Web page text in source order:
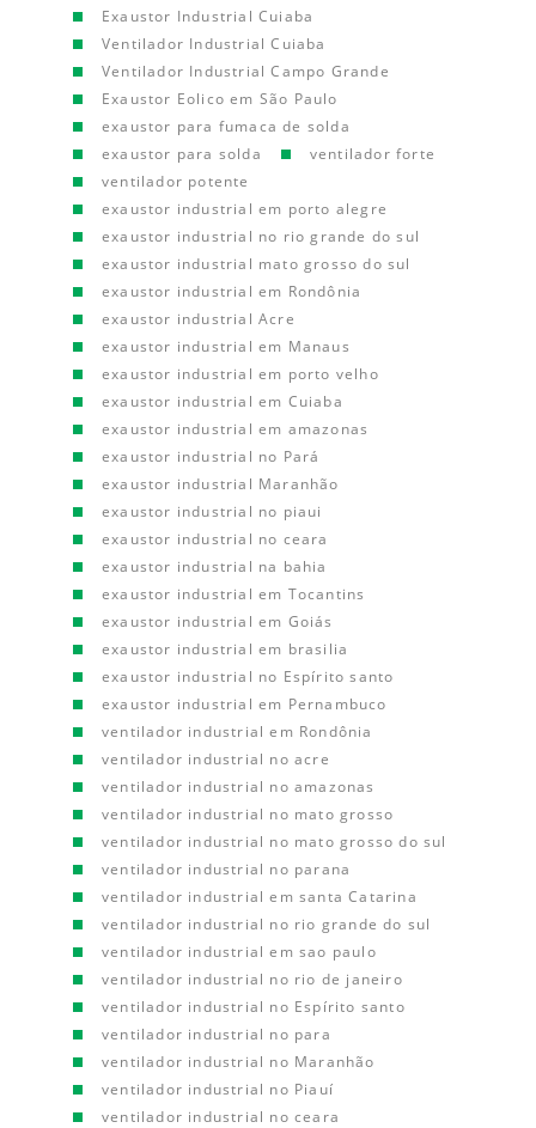
Exaustor Industrial Cuiaba
Ventilador Industrial Cuiaba
Ventilador Industrial Campo Grande
Exaustor Eolico em São Paulo
exaustor para fumaca de solda
exaustor para solda
ventilador forte
ventilador potente
exaustor industrial em porto alegre
exaustor industrial no rio grande do sul
exaustor industrial mato grosso do sul
exaustor industrial em Rondônia
exaustor industrial Acre
exaustor industrial em Manaus
exaustor industrial em porto velho
exaustor industrial em Cuiaba
exaustor industrial em amazonas
exaustor industrial no Pará
exaustor industrial Maranhão
exaustor industrial no piaui
exaustor industrial no ceara
exaustor industrial na bahia
exaustor industrial em Tocantins
exaustor industrial em Goiás
exaustor industrial em brasilia
exaustor industrial no Espírito santo
exaustor industrial em Pernambuco
ventilador industrial em Rondônia
ventilador industrial no acre
ventilador industrial no amazonas
ventilador industrial no mato grosso
ventilador industrial no mato grosso do sul
ventilador industrial no parana
ventilador industrial em santa Catarina
ventilador industrial no rio grande do sul
ventilador industrial em sao paulo
ventilador industrial no rio de janeiro
ventilador industrial no Espírito santo
ventilador industrial no para
ventilador industrial no Maranhão
ventilador industrial no Piauí
ventilador industrial no ceara